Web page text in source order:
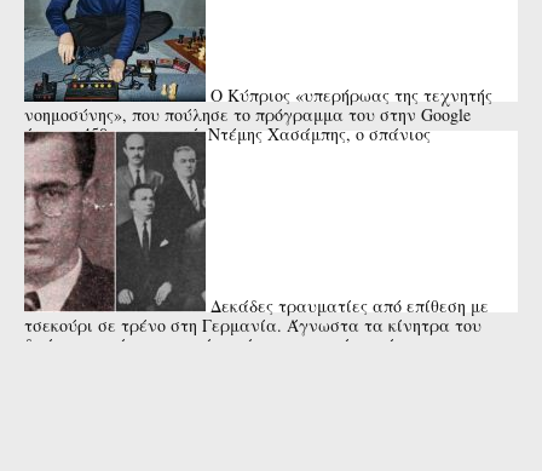
Ο Κύπριος «υπερήρωας της τεχνητής
νοημοσύνης», που πούλησε το πρόγραμμα του στην Google
έναντι 450 εκατ. ευρώ. Ντέμης Χασάμπης, ο σπάνιος
επιστήμονας.
Δεκάδες τραυματίες από επίθεση με
τσεκούρι σε τρένο στη Γερμανία. Άγνωστα τα κίνητρα του
δράστη που έπεσε νεκρός από αστυνομικά πυρά